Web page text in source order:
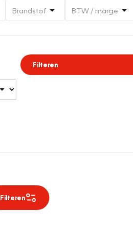
Brandstof BTW / marge
Filteren
Filteren